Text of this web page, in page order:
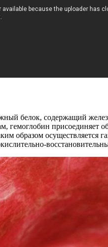
белок, содержащий
гемоглобин присоединяет
образом осуществляется